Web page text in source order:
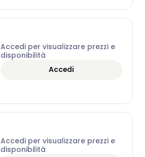
Accedi per visualizzare prezzi e
disponibilità
Accedi
Accedi per visualizzare prezzi e
disponibilità